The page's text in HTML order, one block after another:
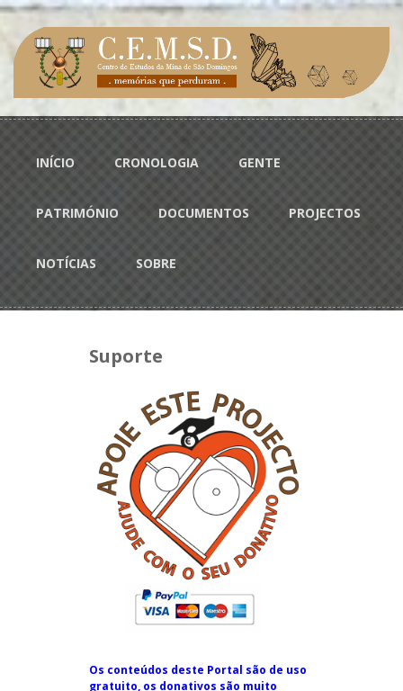
Passar para o conteúdo principal
Menu principal
INÍCIO CRONOLOGIA GENTE
PATRIMÓNIO DOCUMENTOS PROJECTOS
NOTÍCIAS SOBRE
Suporte
Os conteúdos deste Portal são de uso
gratuito, os donativos são muito